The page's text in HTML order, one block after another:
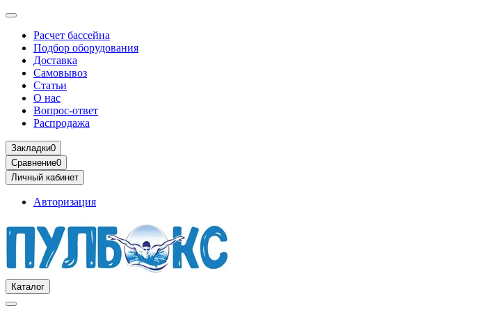
Расчет бассейна
Подбор оборудования
Доставка
Самовывоз
Статьи
О нас
Вопрос-ответ
Распродажа
Закладки0
Сравнение0
Личный кабинет
Авторизация
Каталог